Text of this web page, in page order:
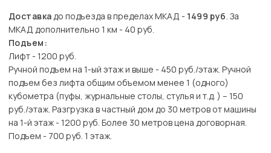
Доставкадо подъезда в пределах МКАД - 1499 руб. За
МКАД дополнительно 1 км - 40 руб.
Подъем:
Лифт - 1200 руб.
Ручной подъем на 1-ый этаж и выше - 450 руб./этаж. Ручной
подъем без лифта общим объемом менее 1 (одного)
кубометра (пуфы, журнальные столы, стулья и т.д. ) – 150
руб./этаж. Разгрузка в частный дом до 30 метров от машины
на 1-й этаж - 1200 руб. Более 30 метров цена договорная.
Подъем - 700 руб. 1 этаж.